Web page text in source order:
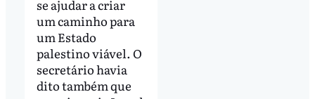
se ajudar a criar
um caminho para
um Estado
palestino viável. O
secretário havia
dito também que